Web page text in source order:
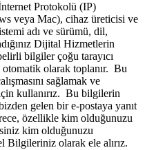
Protokolü (IP)
veya Mac), cihaz üreticisi ve
adı ve sürümü, dil,
Dijital Hizmetlerin
bilgiler çoğu tarayıcı
otomatik olarak toplanır. Bu
sağlamak ve
kullanırız. Bu bilgilerin
gelen bir e-postaya yanıt
özellikle kim olduğunuzu
kim olduğunuzu
Bilgileriniz olarak ele alırız.